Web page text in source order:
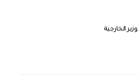
وزير الخارجية